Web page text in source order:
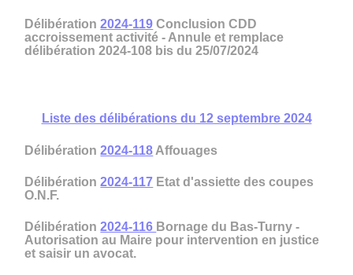
Délibération2024-119 Conclusion CDD
accroissement activité - Annule et remplace
délibération 2024-108 bis du 25/07/2024
Liste des délibérations du 12 septembre 2024
Délibération2024-118 Affouages
Délibération2024-117 Etat d'assiette des coupes
O.N.F.
Délibération2024-116 Bornage du Bas-Turny -
Autorisation au Maire pour intervention en justice
et saisir un avocat.